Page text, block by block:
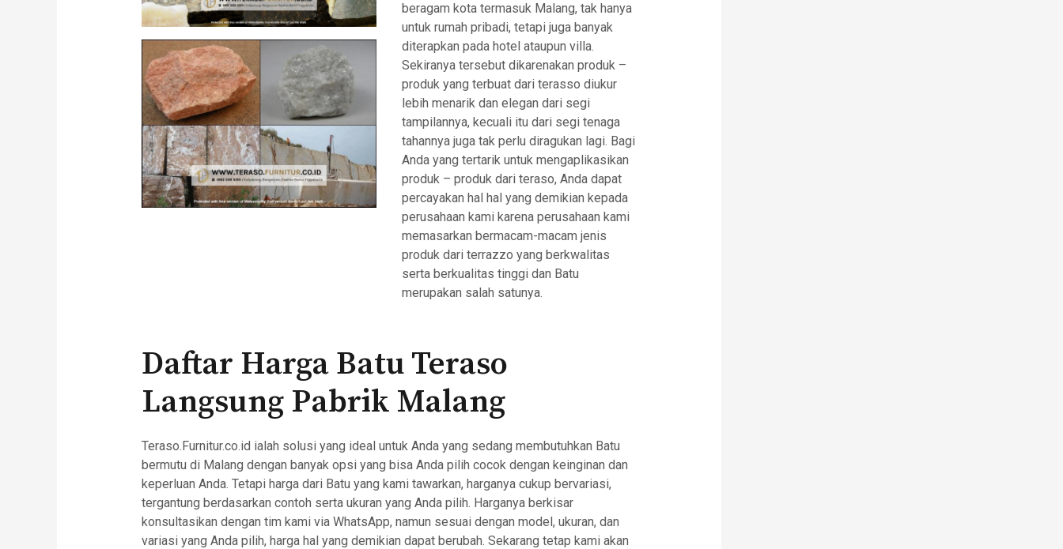
beragam kota termasuk Malang, tak hanya
untuk rumah pribadi, tetapi juga banyak
diterapkan pada hotel ataupun villa.
Sekiranya tersebut dikarenakan produk –
produk yang terbuat dari terasso diukur
lebih menarik dan elegan dari segi
tampilannya, kecuali itu dari segi tenaga
tahannya juga tak perlu diragukan lagi. Bagi
Anda yang tertarik untuk mengaplikasikan
produk – produk dari teraso, Anda dapat
percayakan hal hal yang demikian kepada
perusahaan kami karena perusahaan kami
memasarkan bermacam-macam jenis
produk dari terrazzo yang berkwalitas
serta berkualitas tinggi dan Batu
merupakan salah satunya.
Daftar Harga Batu Teraso
Langsung Pabrik Malang
Teraso.Furnitur.co.id ialah solusi yang ideal untuk Anda yang sedang membutuhkan Batu
bermutu di Malang dengan banyak opsi yang bisa Anda pilih cocok dengan keinginan dan
keperluan Anda. Tetapi harga dari Batu yang kami tawarkan, harganya cukup bervariasi,
tergantung berdasarkan contoh serta ukuran yang Anda pilih. Harganya berkisar
konsultasikan dengan tim kami via WhatsApp, namun sesuai dengan model, ukuran, dan
variasi yang Anda pilih, harga hal yang demikian dapat berubah. Sekarang tetap kami akan